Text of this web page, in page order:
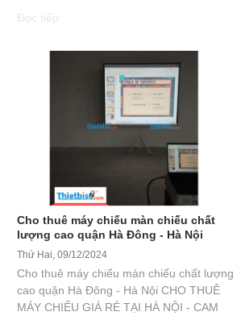
Đọc tiếp
Cho thuê máy chiếu màn chiếu chất
lượng cao quận Hà Đông - Hà Nội
Thứ Hai, 09/12/2024
Cho thuê máy chiếu màn chiếu chất lượng
cao quận Hà Đông - Hà Nội CHO THUÊ
MÁY CHIẾU GIÁ RẺ TẠI HÀ NỘI - CAM